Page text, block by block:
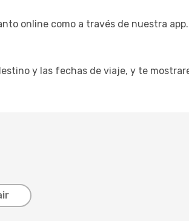
online como a través de nuestra
y las fechas de viaje, y te